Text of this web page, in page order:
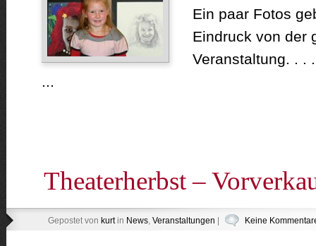
Ein paar Fotos
Eindruck von der
Veranstaltung. . .
...
Theaterherbst –
Gepostet von kurtin News, Veranstaltungen Keine